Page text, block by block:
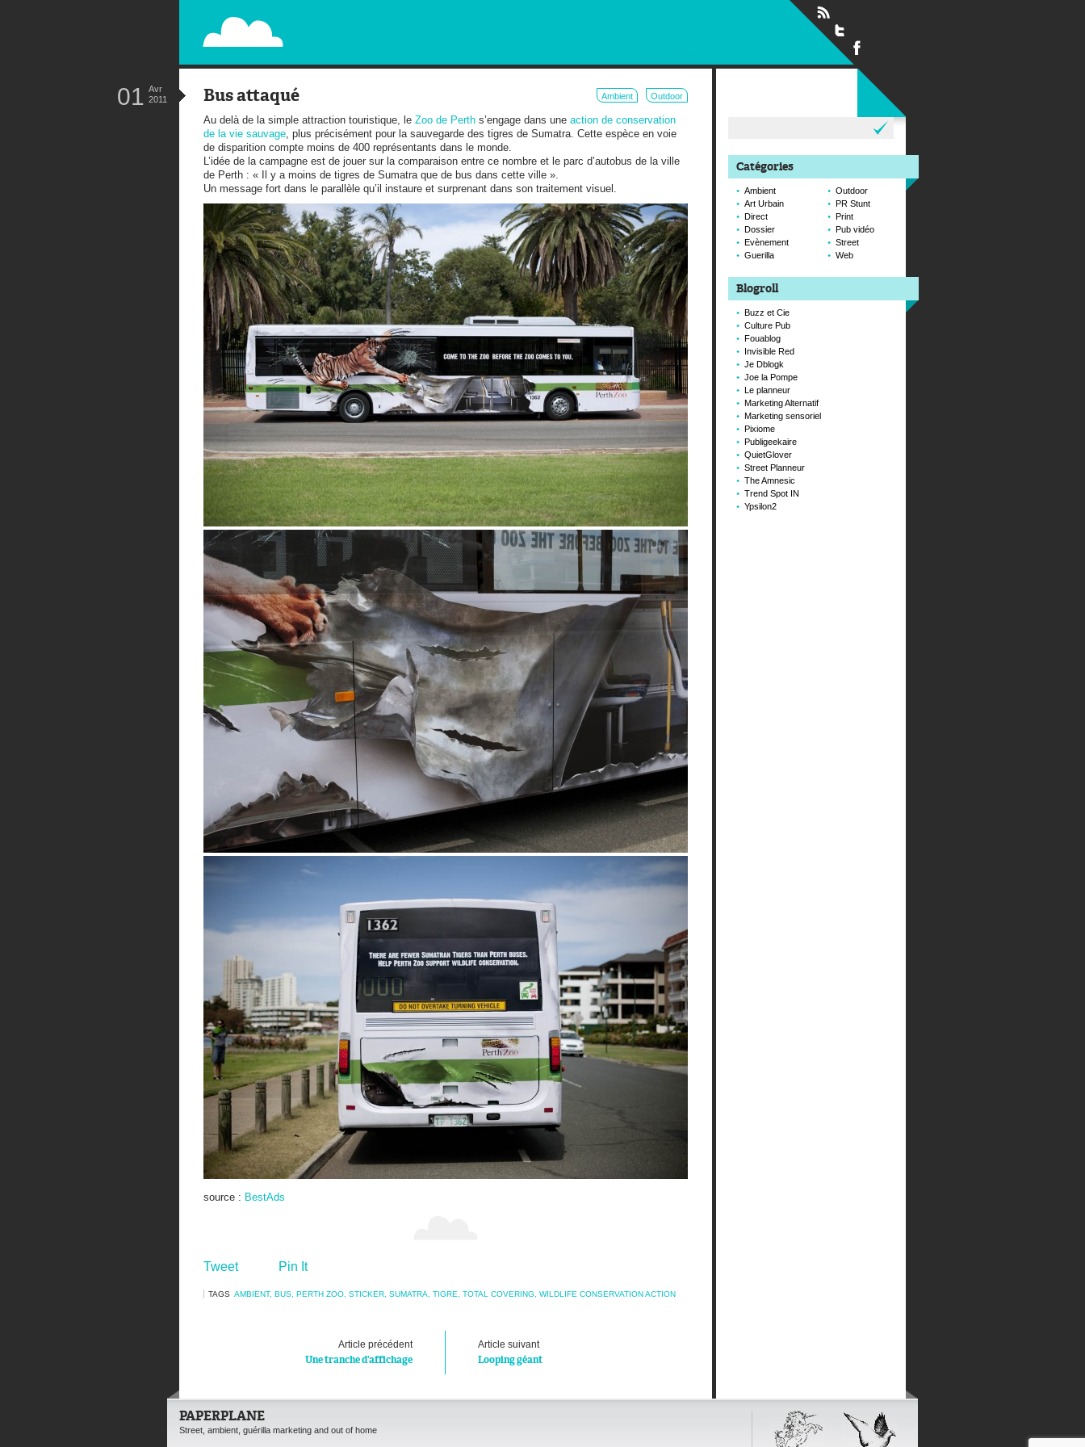
PAPERPLANE
STREET, AMBIENT, GUÉRILLA MARKETING AND OUT OF HOME
Bus attaqué Ambient Outdoor
01 Avr
2011
Au delà de la simple attraction touristique, le Zoo de Perth s’engage dans une action de conservation
de la vie sauvage , plus précisément pour la sauvegarde des tigres de Sumatra. Cette espèce en voie
de disparition compte moins de 400 représentants dans le monde.
L’idée de la campagne est de jouer sur la comparaison entre ce nombre et le parc d’autobus de la ville
de Perth : « Il y a moins de tigres de Sumatra que de bus dans cette ville ».
Un message fort dans le parallèle qu’il instaure et surprenant dans son traitement visuel.
source : BestAds
Tweet Pin It
TAGS AMBIENT, BUS, PERTH ZOO, STICKER, SUMATRA, TIGRE, TOTAL COVERING, WILDLIFE CONSERVATION ACTION
Article précédent
Une tranche d’affichage
Article suivant
Looping géant
Catégories
Ambient
Art Urbain
Direct
Dossier
Evènement
Guerilla
Outdoor
PR Stunt
Print
Pub vidéo
Street
Web
Blogroll
Buzz et Cie
Culture Pub
Fouablog
Invisible Red
Je Dblogk
Joe la Pompe
Le planneur
Marketing Alternatif
Marketing sensoriel
Pixiome
Publigeekaire
QuietGlover
Street Planneur
The Amnesic
Trend Spot IN
Ypsilon2
PAPERPLANE
Street, ambient, guérilla marketing and out of home